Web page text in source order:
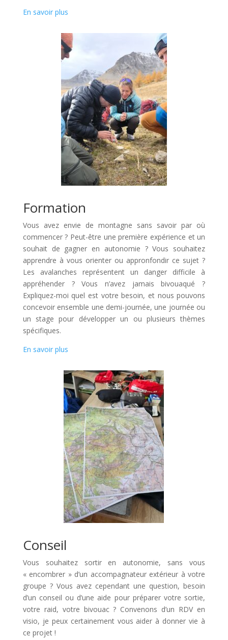
En savoir plus
Formation
Vous avez envie de montagne sans savoir par où
commencer ? Peut-être une première expérience et un
souhait de gagner en autonomie ? Vous souhaitez
apprendre à vous orienter ou appronfondir ce sujet ?
Les avalanches représentent un danger difficile à
appréhender ? Vous n’avez jamais bivouaqué ?
Expliquez-moi quel est votre besoin, et nous pouvons
concevoir ensemble une demi-journée, une journée ou
un stage pour développer un ou plusieurs thèmes
spécifiques.
En savoir plus
Conseil
Vous souhaitez sortir en autonomie, sans vous
« encombrer » d’un accompagnateur extérieur à votre
groupe ? Vous avez cependant une question, besoin
d’un conseil ou d’une aide pour préparer votre sortie,
votre raid, votre bivouac ? Convenons d’un RDV en
visio, je peux certainement vous aider à donner vie à
ce projet !